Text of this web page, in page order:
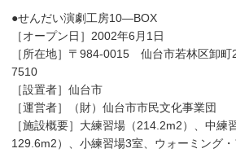
●せんだい演劇工房10―BOX
［オープン日］2002年6月1日
［所在地］〒984-0015 仙台市若林区卸
7510
［設置者］仙台市
［運営者］（財）仙台市市民文化事業団
［施設概要］大練習場（214.2m2）、中練
129.6m2）、小練習場3室、ウォーミング